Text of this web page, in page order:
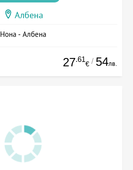
Албена
Нона - Албена
27.61
€ / 54лв.